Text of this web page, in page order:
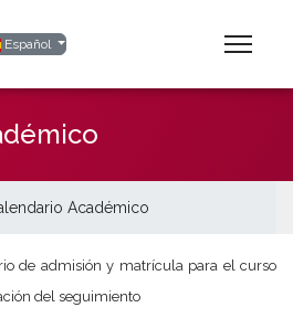
su idioma
Español
Académico
de admisión y matrícula para el curso
del seguimiento